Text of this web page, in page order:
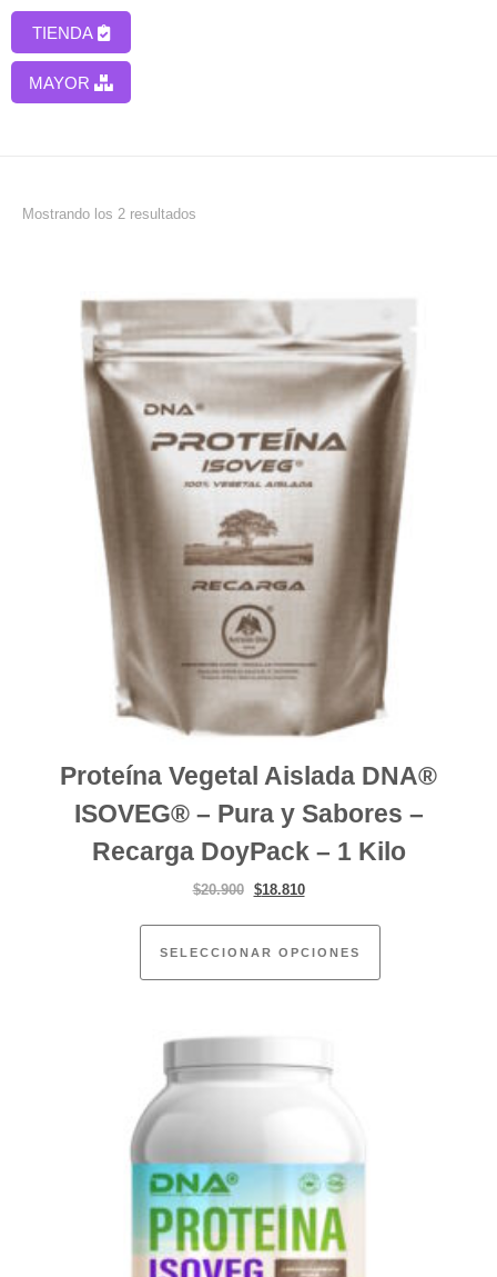
Skip to content
Mostrando los 2 resultados
Proteína Vegetal Aislada DNA®
ISOVEG® – Pura y Sabores –
Recarga DoyPack – 1 Kilo
$20.900 El precio original era: $20.900.
$18.810El precio actual es: $18.810.
SELECCIONAR OPCIONES
Este producto
TIENDA
MAYOR